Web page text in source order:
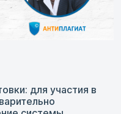
для участия в